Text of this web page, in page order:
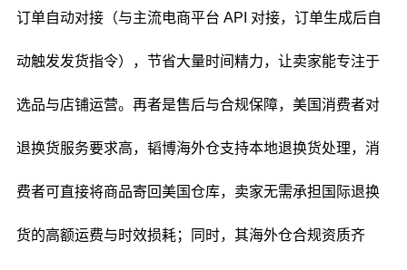
订单自动对接（与主流电商平台 API 对接，订单生成后自
动触发发货指令），节省大量时间精力，让卖家能专注于
选品与店铺运营。再者是售后与合规保障，美国消费者对
退换货服务要求高，韬博海外仓支持本地退换货处理，消
费者可直接将商品寄回美国仓库，卖家无需承担国际退换
货的高额运费与时效损耗；同时，其海外仓合规资质齐